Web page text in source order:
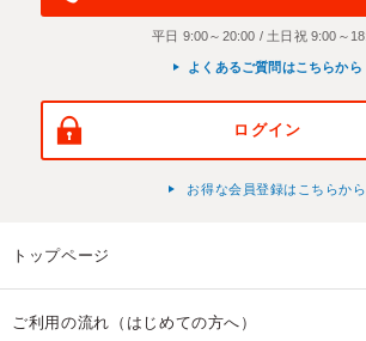
平日 9:00～20:00 / 土日祝 9:00～
よくあるご質問はこちらから
ログイン
お得な会員登録はこちらから
トップページ
ご利用の流れ（はじめての方へ）